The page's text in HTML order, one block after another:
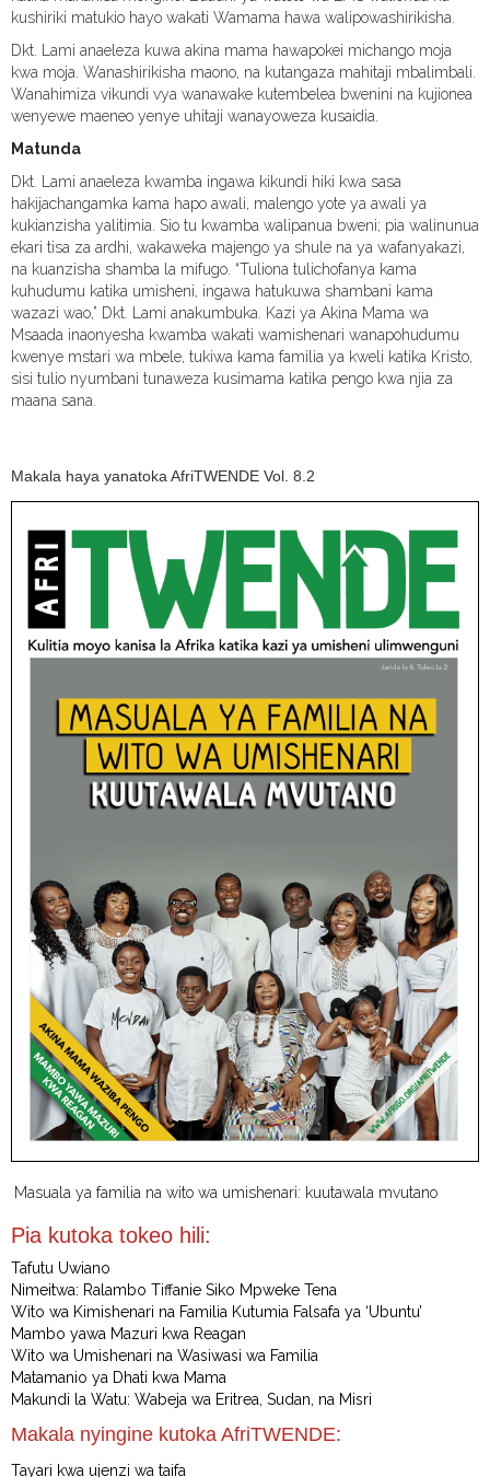
kushiriki matukio hayo wakati Wamama hawa walipowashirikisha.
Dkt. Lami anaeleza kuwa akina mama hawapokei michango moja
kwa moja. Wanashirikisha maono, na kutangaza mahitaji mbalimbali.
Wanahimiza vikundi vya wanawake kutembelea bwenini na kujionea
wenyewe maeneo yenye uhitaji wanayoweza kusaidia.
Matunda
Dkt. Lami anaeleza kwamba ingawa kikundi hiki kwa sasa
hakijachangamka kama hapo awali, malengo yote ya awali ya
kukianzisha yalitimia. Sio tu kwamba walipanua bweni; pia walinunua
ekari tisa za ardhi, wakaweka majengo ya shule na ya wafanyakazi,
na kuanzisha shamba la mifugo. “Tuliona tulichofanya kama
kuhudumu katika umisheni, ingawa hatukuwa shambani kama
wazazi wao,” Dkt. Lami anakumbuka. Kazi ya Akina Mama wa
Msaada inaonyesha kwamba wakati wamishenari wanapohudumu
kwenye mstari wa mbele, tukiwa kama familia ya kweli katika Kristo,
sisi tulio nyumbani tunaweza kusimama katika pengo kwa njia za
maana sana.
Makala haya yanatoka AfriTWENDE Vol. 8.2
Masuala ya familia na wito wa umishenari: kuutawala mvutano
Pia kutoka tokeo hili:
Tafutu Uwiano
Nimeitwa: Ralambo Tiffanie Siko Mpweke Tena
Wito wa Kimishenari na Familia Kutumia Falsafa ya ‘Ubuntu’
Mambo yawa Mazuri kwa Reagan
Wito wa Umishenari na Wasiwasi wa Familia
Matamanio ya Dhati kwa Mama
Makundi la Watu: Wabeja wa Eritrea, Sudan, na Misri
Makala nyingine kutoka AfriTWENDE:
Tayari kwa ujenzi wa taifa